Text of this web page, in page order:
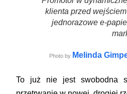
klienta przed
jednorazowe e-
Photo by Melinda
To już nie jest swobodna